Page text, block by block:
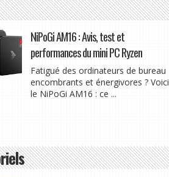
NiPoGi AM16 : Avis, test et
performances du mini PC Ryzen
Fatigué des ordinateurs de bureau
encombrants et énergivores ? Voici
le NiPoGi AM16 : ce ...